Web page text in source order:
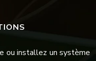
ou installez un système